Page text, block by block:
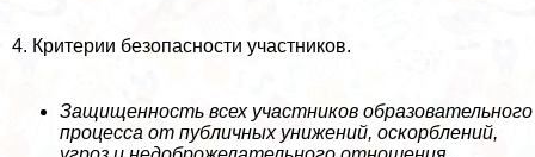
4. Критерии безопасности участников.
Защищенность всех участников образовательного
процесса от публичных унижений, оскорблений,